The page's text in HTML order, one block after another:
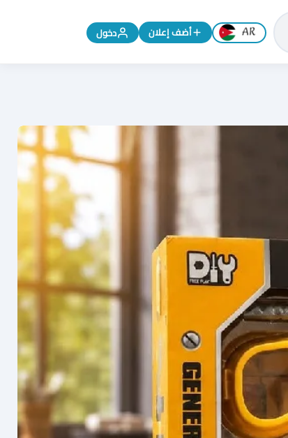
تغيير اللغة إلى الإنجليزية
أضف إعلان دخول